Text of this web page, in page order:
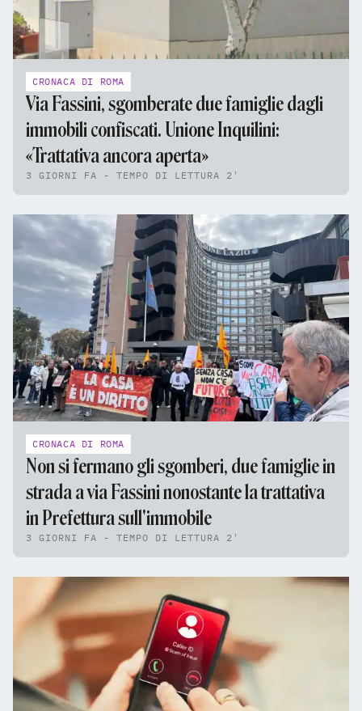
CRONACA DI ROMA
Via Fassini, sgomberate due famiglie dagli
immobili confiscati. Unione Inquilini:
«Trattativa ancora aperta»
3 GIORNI FA - TEMPO DI LETTURA 2'
CRONACA DI ROMA
Non si fermano gli sgomberi, due famiglie in
strada a via Fassini nonostante la trattativa
in Prefettura sull'immobile
3 GIORNI FA - TEMPO DI LETTURA 2'